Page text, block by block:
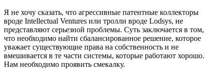
Я не хочу сказать, что агрессивные патентные коллекторы
вроде Intellectual Ventures или тролли вроде Lodsys, не
представляют серьезной проблемы. Суть заключается в том,
что необходимо найти сбалансированное решение, которое
уважает существующие права на собственность и не
вмешивается в те части системы, которые работают хорошо.
Нам необходимо проявить смекалку.